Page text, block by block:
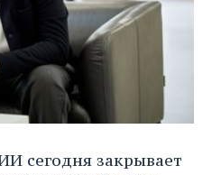
сегодня закрывает